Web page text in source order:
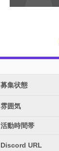
募集状態
雰囲気
活動時間帯
Discord URL